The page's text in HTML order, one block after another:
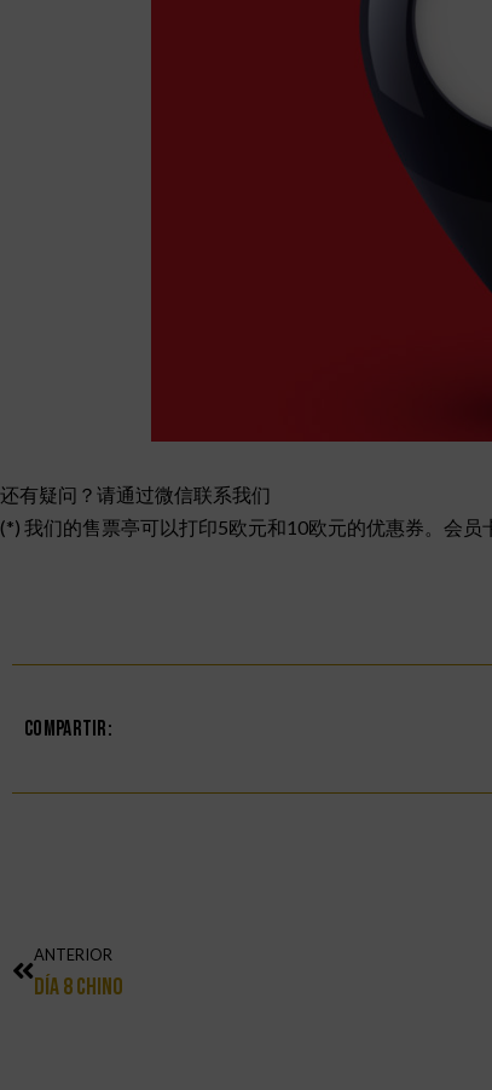
还有疑问？请通过微信联系我们
(*) 我们的售票亭可以打印5欧元和10欧元的优惠券。会员
Compartir:
ANTERIOR
Día 8 Chino